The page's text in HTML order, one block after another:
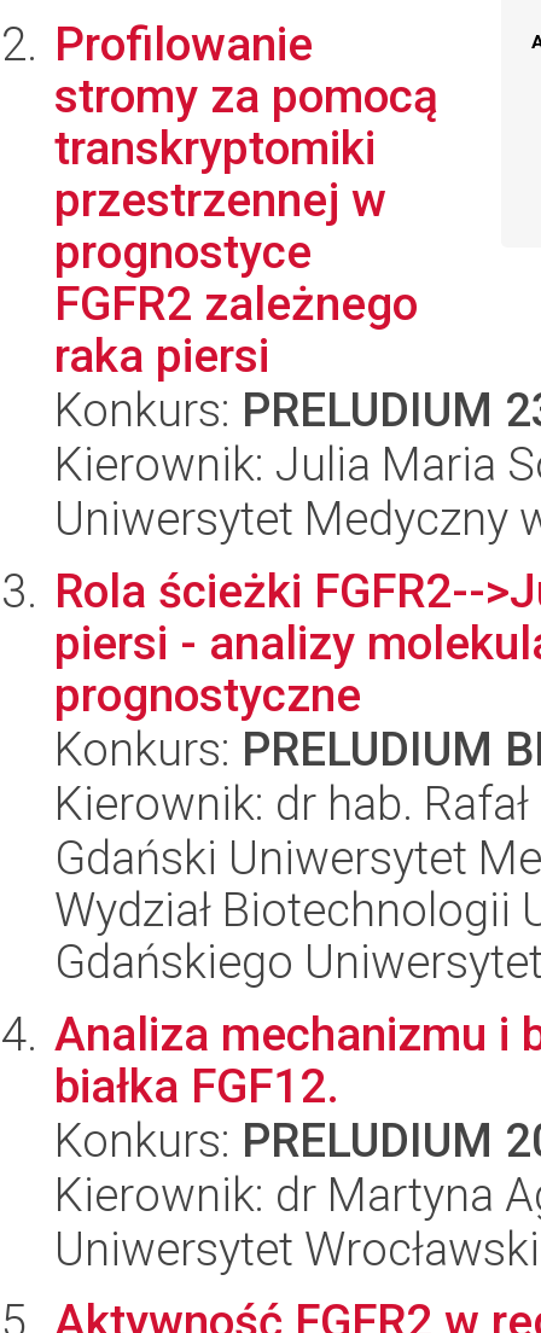
Profilowanie
stromy za pomocą
transkryptomiki
przestrzennej w
prognostyce
FGFR2 zależnego
raka piersi
Konkurs: PRELUDIUM
Kierownik: Julia Maria
Uniwersytet Medyczny
Rola ścieżki FGFR2--
piersi - analizy
prognostyczne
Konkurs: PRELUDIUM
Kierownik: dr hab.
Gdański Uniwersytet
Wydział Biotechnologii
Gdańskiego
Analiza mechanizmu i
białka FGF12.
Konkurs: PRELUDIUM
Kierownik: dr Martyna
Uniwersytet
Aktywność FGFR2 w